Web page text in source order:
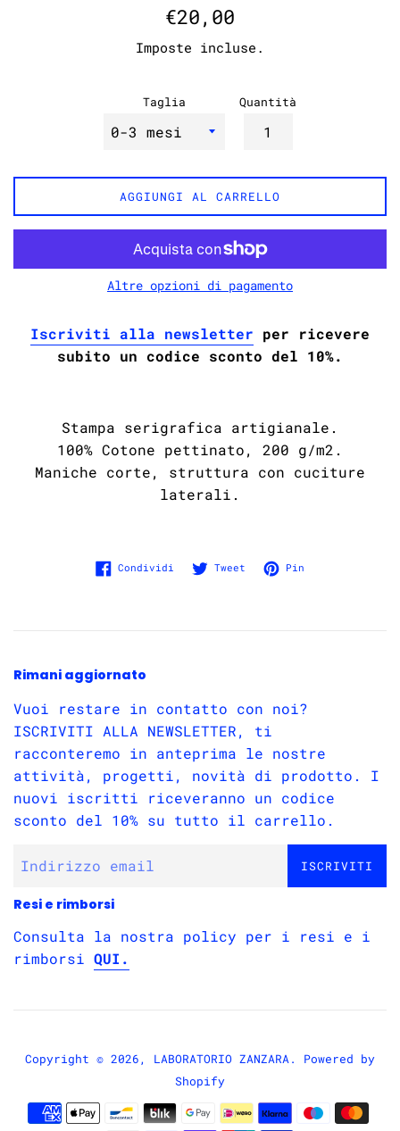
Prezzo
listino
€20,00
Imposte incluse.
Taglia Quantità
AGGIUNGI AL CARRELLO
Altre opzioni di pagamento
Iscriviti alla newsletter per ricevere
subito un codice sconto del 10%.
Stampa serigrafica artigianale.
100% Cotone pettinato, 200 g/m2.
Maniche corte, struttura con cuciture
laterali.
Condividi Condividi su Facebook
Tweet Twitta su Twitter
Pin
Rimani aggiornato
Vuoi restare in contatto con noi?
ISCRIVITI ALLA NEWSLETTER, ti
racconteremo in anteprima le nostre
attività, progetti, novità di prodotto. I
nuovi iscritti riceveranno un codice
sconto del 10% su tutto il carrello.
ISCRIVITI
Resi e rimborsi
Consulta la nostra policy per i resi e i
rimborsi QUI.
Copyright © 2026, LABORATORIO ZANZARA . Powered by
Shopify
Modalità